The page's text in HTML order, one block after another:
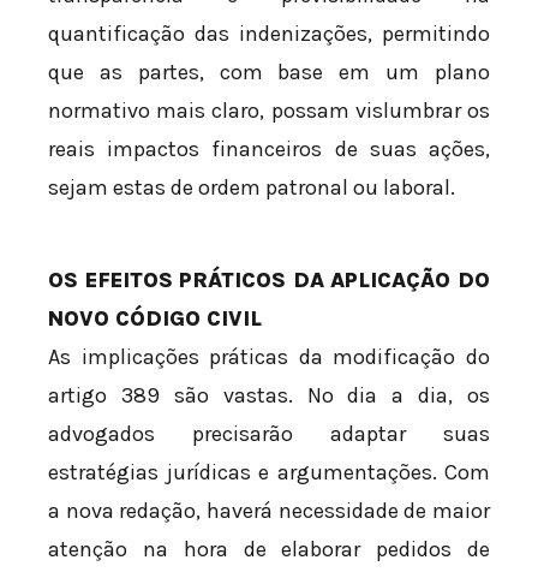
quantificação das indenizações, permitindo
que as partes, com base em um plano
normativo mais claro, possam vislumbrar os
reais impactos financeiros de suas ações,
sejam estas de ordem patronal ou laboral.
OS EFEITOS PRÁTICOS DA APLICAÇÃO DO
NOVO CÓDIGO CIVIL
As implicações práticas da modificação do
artigo 389 são vastas. No dia a dia, os
advogados precisarão adaptar suas
estratégias jurídicas e argumentações. Com
a nova redação, haverá necessidade de maior
atenção na hora de elaborar pedidos de